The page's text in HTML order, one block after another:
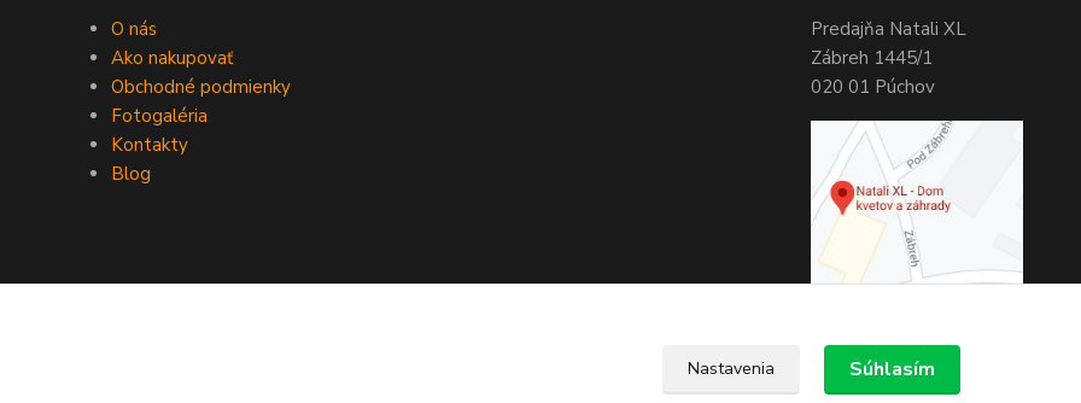
O nás
Ako nakupovať
Obchodné podmienky
Fotogaléria
Kontakty
Blog
Predajňa Natali XL
Zábreh 1445/1
020 01 Púchov
Nastavenia Súhlasím